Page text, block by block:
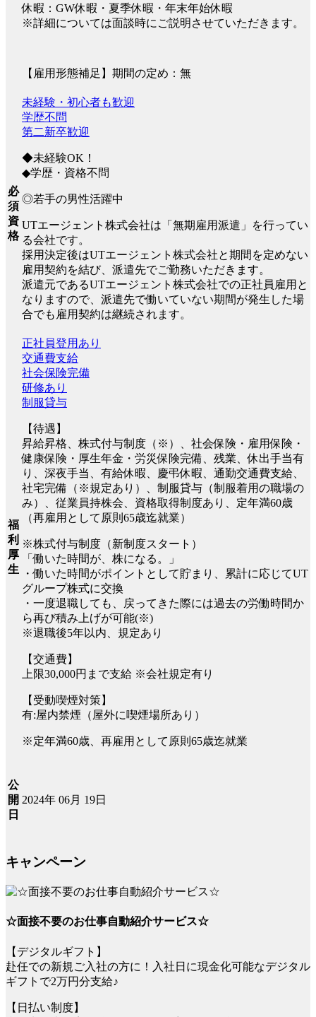
休暇：GW休暇・夏季休暇・年末年始休暇
※詳細については面談時にご説明させていただきます。
【雇用形態補足】期間の定め：無
必
須
資
格
未経験・初心者も歓迎
学歴不問
第二新卒歓迎
◆未経験OK！
◆学歴・資格不問
◎若手の男性活躍中
UTエージェント株式会社は「無期雇用派遣」を行ってい
る会社です。
採用決定後はUTエージェント株式会社と期間を定めない
雇用契約を結び、派遣先でご勤務いただきます。
派遣元であるUTエージェント株式会社での正社員雇用と
なりますので、派遣先で働いていない期間が発生した場
合でも雇用契約は継続されます。
福
利
厚
生
正社員登用あり
交通費支給
社会保険完備
研修あり
制服貸与
【待遇】
昇給昇格、株式付与制度（※）、社会保険・雇用保険・
健康保険・厚生年金・労災保険完備、残業、休出手当有
り、深夜手当、有給休暇、慶弔休暇、通勤交通費支給、
社宅完備（※規定あり）、制服貸与（制服着用の職場の
み）、従業員持株会、資格取得制度あり、定年満60歳
（再雇用として原則65歳迄就業）
※株式付与制度（新制度スタート）
「働いた時間が、株になる。」
・働いた時間がポイントとして貯まり、累計に応じてUT
グループ株式に交換
・一度退職しても、戻ってきた際には過去の労働時間か
ら再び積み上げが可能(※)
※退職後5年以内、規定あり
【交通費】
上限30,000円まで支給 ※会社規定有り
【受動喫煙対策】
有:屋内禁煙（屋外に喫煙場所あり）
※定年満60歳、再雇用として原則65歳迄就業
公
開
日
2024年 06月 19日
キャンペーン
☆面接不要のお仕事自動紹介サービス☆
【デジタルギフト】
赴任での新規ご入社の方に！入社日に現金化可能なデジタル
ギフトで2万円分支給♪
【日払い制度】